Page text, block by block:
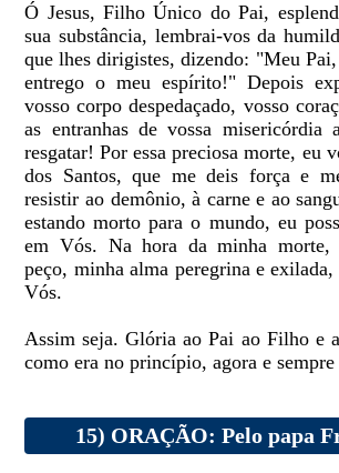
Ó Jesus, Filho Único do Pai,
sua substância, lembrai-vos da
que lhes dirigistes, dizendo: "Meu Pai,
entrego o meu espírito!" Depois
vosso corpo despedaçado, vosso
as entranhas de vossa misericórdia
resgatar! Por essa preciosa morte, eu
dos Santos, que me deis força e
resistir ao demônio, à carne e ao
estando morto para o mundo, eu
em Vós. Na hora da minha morte,
peço, minha alma peregrina e
Vós.
Assim seja. Glória ao Pai ao Filho e
como era no princípio, agora e sempre
15) ORAÇÃO: Pelo papa